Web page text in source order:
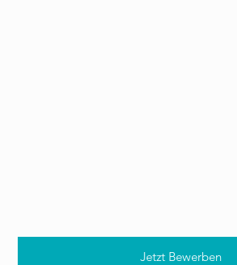
Jetzt Bewerben